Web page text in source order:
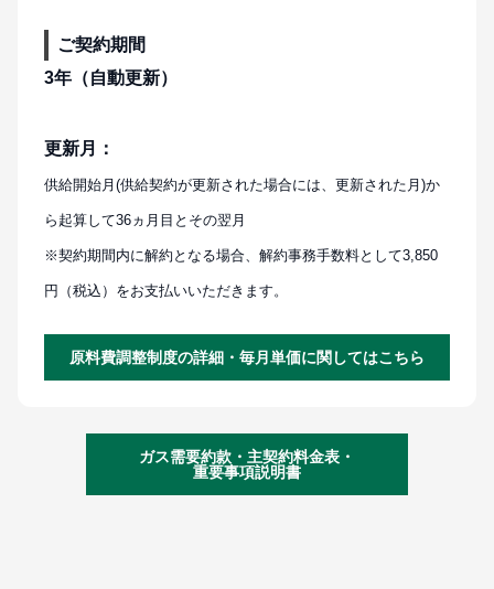
ご契約期間
3年（自動更新）
更新月：
供給開始月(供給契約が更新された場合には、更新された月)か
ら起算して36ヵ月目とその翌月
※契約期間内に解約となる場合、解約事務手数料として3,850
円（税込）をお支払いいただきます。
原料費調整制度の詳細・毎月単価に関してはこちら
ガス需要約款・主契約料金表・
重要事項説明書